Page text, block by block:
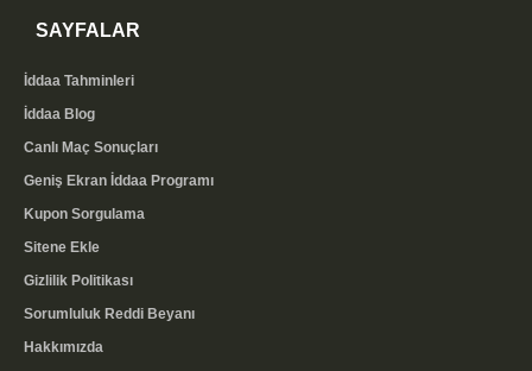
SAYFALAR
İddaa Tahminleri
İddaa Blog
Canlı Maç Sonuçları
Geniş Ekran İddaa Programı
Kupon Sorgulama
Sitene Ekle
Gizlilik Politikası
Sorumluluk Reddi Beyanı
Hakkımızda